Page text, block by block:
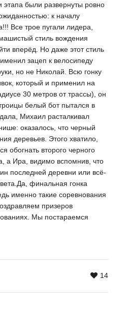
были развернуты ровно
к началу
Все трое пугали лидера,
стиль вождения
вперёд. Но даже этот стиль
зацеп к велосипеду
но не Николай. Всю гонку
который и применил на
30 метров от трассы), он
белый бот пытался в
Михаил расталкивал
оказалось, что черный
деревьев. Этого хватило,
обогнать второго черного
а Ира, видимо вспомнив, что
последней деревни или всё-
финальная гонка
именно такие соревнования
призеров
Мы постараемся
14